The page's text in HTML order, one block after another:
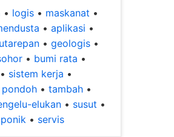
• logis • maskanat •
• aplikasi •
• geologis •
• bumi rata •
• sistem kerja •
pondoh • tambah •
elukan • susut •
• servis